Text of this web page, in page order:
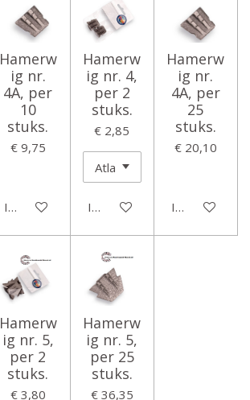
Hamerw
ig nr.
4A, per
10
stuks.
€ 9,75
In winkelwagen
Hamerw
ig nr. 4,
per 2
stuks.
€ 2,85
In winkelwagen
Hamerw
ig nr.
4A, per
25
stuks.
€ 20,10
In
Hamerw
ig nr. 5,
per 2
stuks.
€ 3,80
Hamerw
ig nr. 5,
per 25
stuks.
€ 36,35